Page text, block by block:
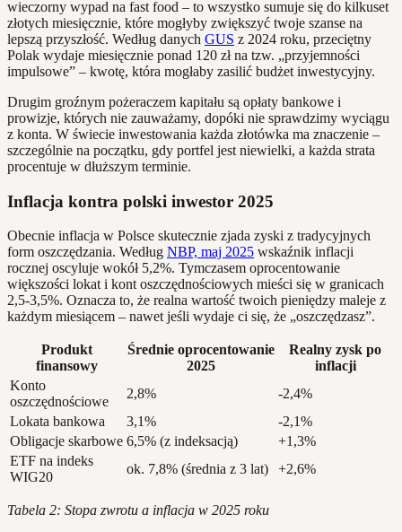
wieczorny wypad na fast food – to wszystko sumuje się do kilkuset
złotych miesięcznie, które mogłyby zwiększyć twoje szanse na
lepszą przyszłość. Według danych GUS z 2024 roku, przeciętny
Polak wydaje miesięcznie ponad 120 zł na tzw. „przyjemności
impulsowe” – kwotę, która mogłaby zasilić budżet inwestycyjny.
Drugim groźnym pożeraczem kapitału są opłaty bankowe i
prowizje, których nie zauważamy, dopóki nie sprawdzimy wyciągu
z konta. W świecie inwestowania każda złotówka ma znaczenie –
szczególnie na początku, gdy portfel jest niewielki, a każda strata
procentuje w dłuższym terminie.
Inflacja kontra polski inwestor 2025
Obecnie inflacja w Polsce skutecznie zjada zyski z tradycyjnych
form oszczędzania. Według NBP, maj 2025 wskaźnik inflacji
rocznej oscyluje wokół 5,2%. Tymczasem oprocentowanie
większości lokat i kont oszczędnościowych mieści się w granicach
2,5-3,5%. Oznacza to, że realna wartość twoich pieniędzy maleje z
każdym miesiącem – nawet jeśli wydaje ci się, że „oszczędzasz”.
Produkt
finansowy
Średnie oprocentowanie
2025
Realny zysk po
inflacji
Konto
oszczędnościowe
2,8%
-2,4%
Lokata bankowa
3,1%
-2,1%
Obligacje skarbowe 6,5% (z indeksacją)
+1,3%
ETF na indeks
WIG20
ok. 7,8% (średnia z 3 lat) +2,6%
Tabela 2: Stopa zwrotu a inflacja w 2025 roku